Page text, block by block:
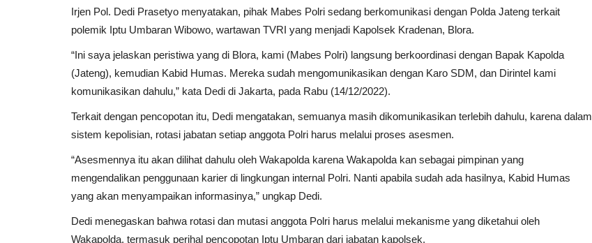
Irjen Pol. Dedi Prasetyo menyatakan, pihak Mabes Polri sedang berkomunikasi dengan Polda Jateng terkait
polemik Iptu Umbaran Wibowo, wartawan TVRI yang menjadi Kapolsek Kradenan, Blora.
“Ini saya jelaskan peristiwa yang di Blora, kami (Mabes Polri) langsung berkoordinasi dengan Bapak Kapolda
(Jateng), kemudian Kabid Humas. Mereka sudah mengomunikasikan dengan Karo SDM, dan Dirintel kami
komunikasikan dahulu,” kata Dedi di Jakarta, pada Rabu (14/12/2022).
Terkait dengan pencopotan itu, Dedi mengatakan, semuanya masih dikomunikasikan terlebih dahulu, karena dalam
sistem kepolisian, rotasi jabatan setiap anggota Polri harus melalui proses asesmen.
“Asesmennya itu akan dilihat dahulu oleh Wakapolda karena Wakapolda kan sebagai pimpinan yang
mengendalikan penggunaan karier di lingkungan internal Polri. Nanti apabila sudah ada hasilnya, Kabid Humas
yang akan menyampaikan informasinya,” ungkap Dedi.
Dedi menegaskan bahwa rotasi dan mutasi anggota Polri harus melalui mekanisme yang diketahui oleh
Wakapolda, termasuk perihal pencopotan Iptu Umbaran dari jabatan kapolsek.